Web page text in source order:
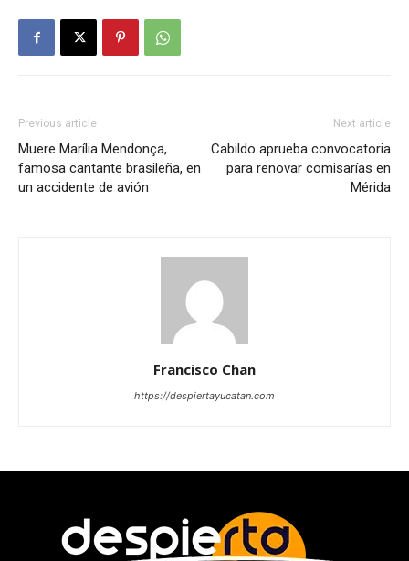
Previous article
Muere Marília Mendonça,
famosa cantante brasileña, en
un accidente de avión
Next article
Cabildo aprueba convocatoria
para renovar comisarías en
Mérida
Francisco Chan
https://despiertayucatan.com